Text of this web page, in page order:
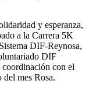
y esperanza,
a la Carrera 5K
DIF-Reynosa,
DIF
coordinación con el
mes Rosa.